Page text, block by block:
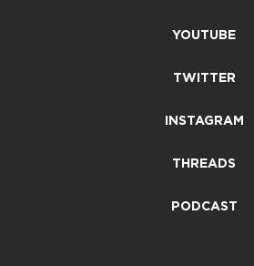
YOUTUBE
TWITTER
INSTAGRAM
THREADS
PODCAST